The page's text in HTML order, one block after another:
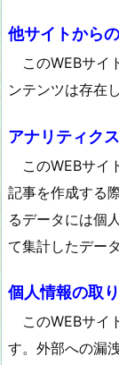
他サイトから
このWEBサイ
ンテンツは存在
アナリティクス
このWEBサイ
記事を作成する
るデータには個
て集計したデー
個人情報の取
このWEBサイ
す。外部への漏